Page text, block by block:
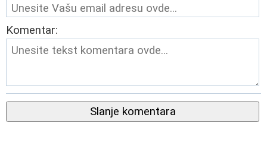
Komentar:
Slanje komentara